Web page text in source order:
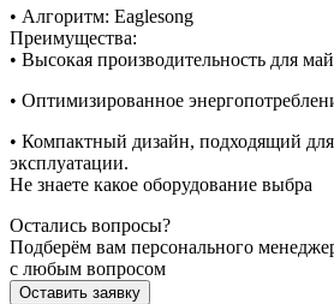
• Алгоритм: Eaglesong
Преимущества:
• Высокая производительность для
• Оптимизированное
• Компактный дизайн, подходящий
эксплуатации.
Не знаете какое оборудование выбра
Остались вопросы?
Подберём вам персонального
с любым вопросом
Оставить заявку